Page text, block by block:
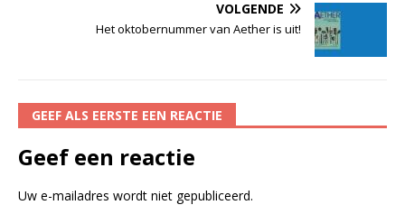
VOLGENDE
Het oktobernummer van Aether is uit!
GEEF ALS EERSTE EEN REACTIE
Geef een reactie
Uw e-mailadres wordt niet gepubliceerd.